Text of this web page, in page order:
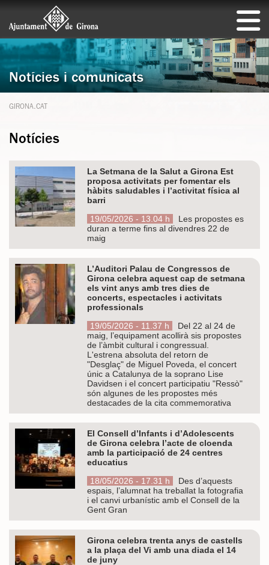
Notícies i comunicats
GIRONA.CAT
Notícies
La Setmana de la Salut a Girona Est
proposa activitats per fomentar els
hàbits saludables i l’activitat física al
barri
19/05/2026 - 13.04 h
Les propostes es
duran a terme fins al divendres 22 de
maig
L’Auditori Palau de Congressos de
Girona celebra aquest cap de setmana
els vint anys amb tres dies de
concerts, espectacles i activitats
professionals
19/05/2026 - 11.37 h
Del 22 al 24 de
maig, l’equipament acollirà sis propostes
de l’àmbit cultural i congressual.
L'estrena absoluta del retorn de
"Desglaç" de Miguel Poveda, el concert
únic a Catalunya de la soprano Lise
Davidsen i el concert participatiu "Ressò"
són algunes de les propostes més
destacades de la cita commemorativa
El Consell d’Infants i d’Adolescents
de Girona celebra l’acte de cloenda
amb la participació de 24 centres
educatius
18/05/2026 - 17.31 h
Des d’aquests
espais, l’alumnat ha treballat la fotografia
i el canvi urbanístic amb el Consell de la
Gent Gran
Girona celebra trenta anys de castells
a la plaça del Vi amb una diada el 14
de juny